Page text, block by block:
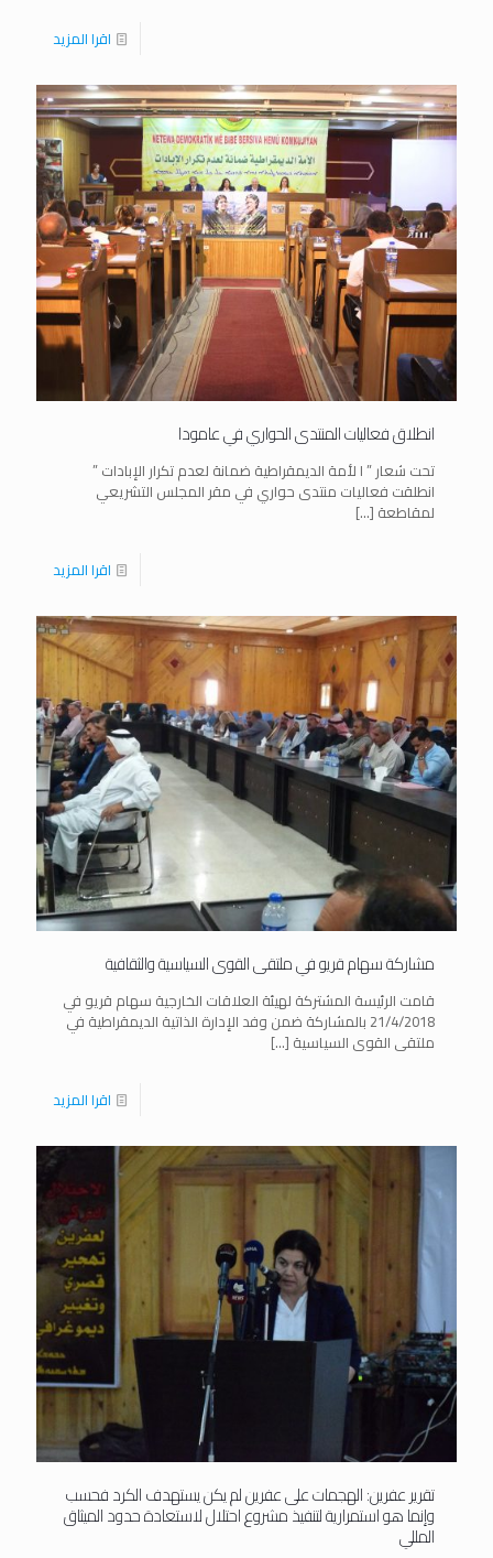
اقرا المزيد
انطلاق فعاليات المنتدى الحواري في عامودا
تحت شعار ” ا لأمة الديمقراطية ضمانة لعدم تكرار الإبادات ”
انطلقت فعاليات منتدى حواري في مقر المجلس التشريعي
لمقاطعة […]
اقرا المزيد
مشاركة سهام قريو في ملتقى القوى السياسية والثقافية
قامت الرئيسة المشتركة لهيئة العلاقات الخارجية سهام قريو في
21/4/2018 بالمشاركة ضمن وفد الإدارة الذاتية الديمقراطية في
ملتقى القوى السياسية […]
اقرا المزيد
تقرير عفرين: الهجمات على عفرين لم يكن يستهدف الكرد فحسب
وإنما هو استمرارية لتنفيذ مشروع احتلال لاستعادة حدود الميثاق
المللي